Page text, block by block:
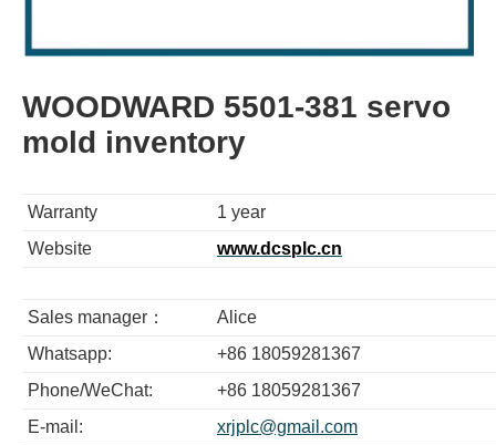
WOODWARD 5501-381 servo
mold inventory
Warranty
1 year
Website
www.dcsplc.cn
Sales manager：
Alice
Whatsapp:
+86 18059281367
Phone/WeChat:
+86 18059281367
E-mail:
xrjplc@gmail.com